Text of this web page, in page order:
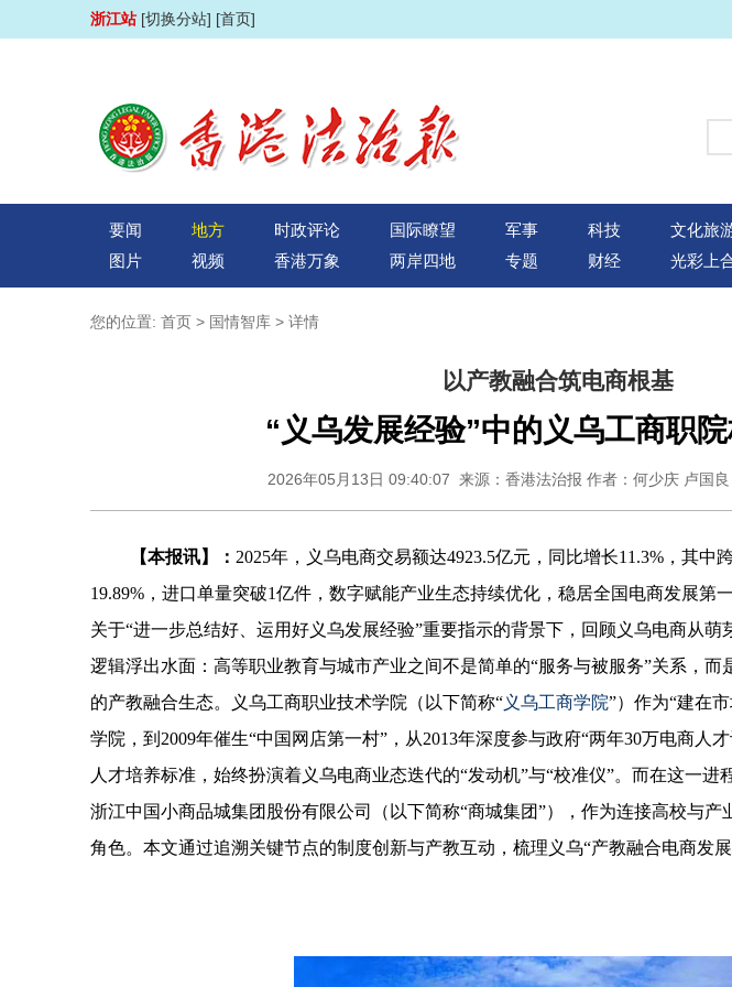
浙江站 [切换分站] [首页]
要闻 地方 时政评论 国际瞭望 军事 科技 文化旅
图片
视频 香港万象 两岸四地 专题 财经 光彩上
您的位置: 首页 > 国情智库 > 详情
以产教融合筑电商根基
“义乌发展经验”中的义乌工商职
2026年05月13日 09:40:07 来源：香港法治报 作者：何少庆 卢国
【本报讯】： 2025年，义乌电商交易额达4923.5亿元，同比增长11.3%，其中
19.89%，进口单量突破1亿件，数字赋能产业生态持续优化，稳居全国电商发展第
关于“进一步总结好、运用好义乌发展经验”重要指示的背景下，回顾义乌电商从
逻辑浮出水面：高等职业教育与城市产业之间不是简单的“服务与被服务”关系，
的产教融合生态。义乌工商职业技术学院（以下简称“义乌工商学院”）作为“建在
学院，到2009年催生“中国网店第一村”，从2013年深度参与政府“两年30万电商人
人才培养标准，始终扮演着义乌电商业态迭代的“发动机”与“校准仪”。而在这一
浙江中国小商品城集团股份有限公司（以下简称“商城集团”），作为连接高校与
角色。本文通过追溯关键节点的制度创新与产教互动，梳理义乌“产教融合电商发